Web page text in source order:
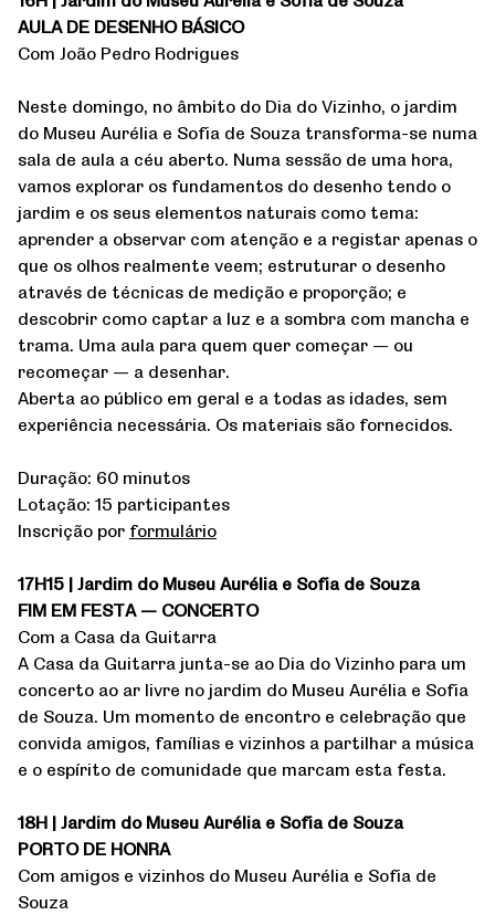
AULA DE DESENHO BÁSICO
Com João Pedro Rodrigues
Neste domingo, no âmbito do Dia do Vizinho, o jardim
do Museu Aurélia e Sofia de Souza transforma-se numa
sala de aula a céu aberto. Numa sessão de uma hora,
vamos explorar os fundamentos do desenho tendo o
jardim e os seus elementos naturais como tema:
aprender a observar com atenção e a registar apenas o
que os olhos realmente veem; estruturar o desenho
através de técnicas de medição e proporção; e
descobrir como captar a luz e a sombra com mancha e
trama. Uma aula para quem quer começar — ou
recomeçar — a desenhar.
Aberta ao público em geral e a todas as idades, sem
experiência necessária. Os materiais são fornecidos.
Duração: 60 minutos
Lotação: 15 participantes
Inscrição por formulário
17H15 | Jardim do Museu Aurélia e Sofia de Souza
FIM EM FESTA — CONCERTO
Com a Casa da Guitarra
A Casa da Guitarra junta-se ao Dia do Vizinho para um
concerto ao ar livre no jardim do Museu Aurélia e Sofia
de Souza. Um momento de encontro e celebração que
convida amigos, famílias e vizinhos a partilhar a música
e o espírito de comunidade que marcam esta festa.
18H | Jardim do Museu Aurélia e Sofia de Souza
PORTO DE HONRA
Com amigos e vizinhos do Museu Aurélia e Sofia de
Souza